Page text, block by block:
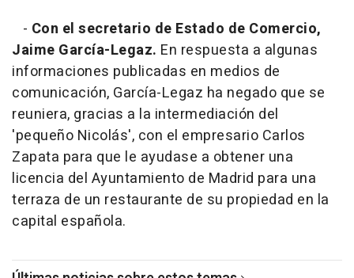
- Con el secretario de Estado de Comercio,
Jaime García-Legaz. En respuesta a algunas
informaciones publicadas en medios de
comunicación, García-Legaz ha negado que se
reuniera, gracias a la intermediación del
'pequeño Nicolás', con el empresario Carlos
Zapata para que le ayudase a obtener una
licencia del Ayuntamiento de Madrid para una
terraza de un restaurante de su propiedad en la
capital española.